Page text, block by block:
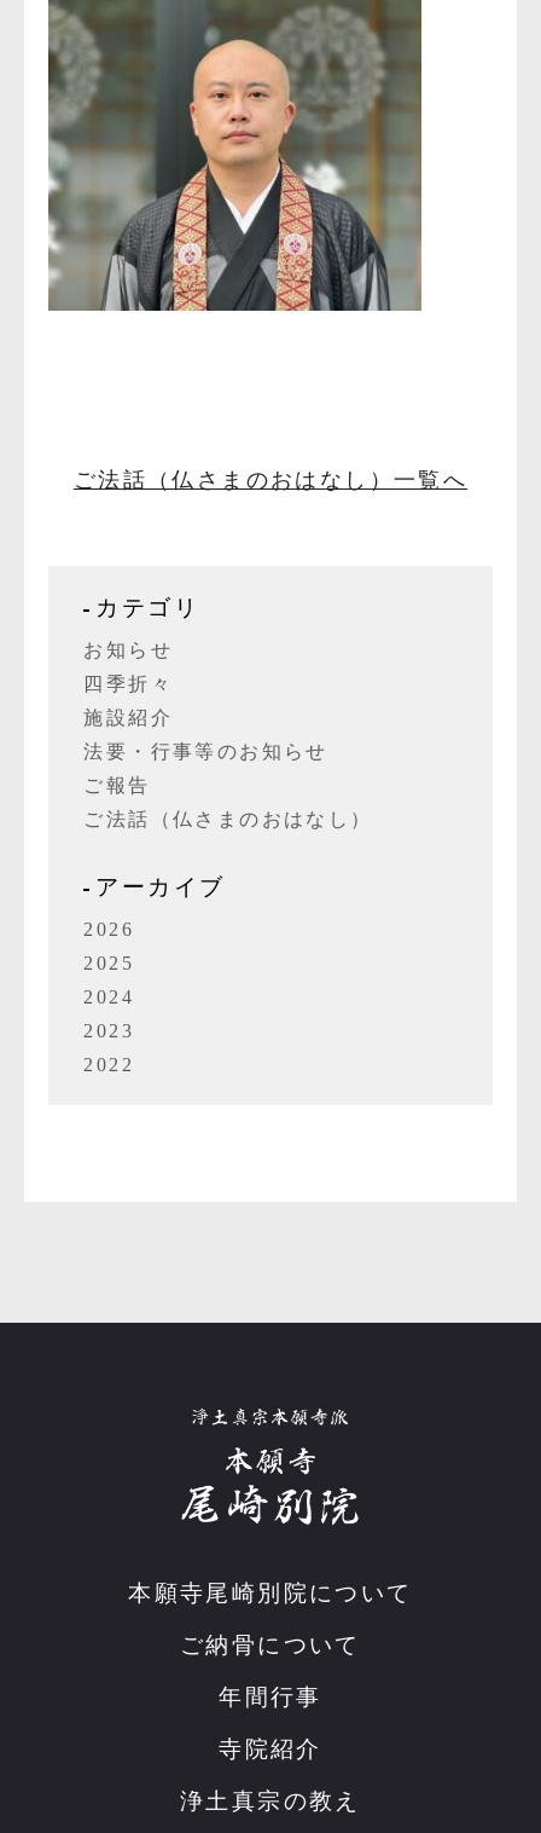
ご法話（仏さまのおはなし）一覧へ
カテゴリ
お知らせ
四季折々
施設紹介
法要・行事等のお知らせ
ご報告
ご法話（仏さまのおはなし）
アーカイブ
2026
2025
2024
2023
2022
本願寺尾崎別院について
ご納骨について
年間行事
寺院紹介
浄土真宗の教え